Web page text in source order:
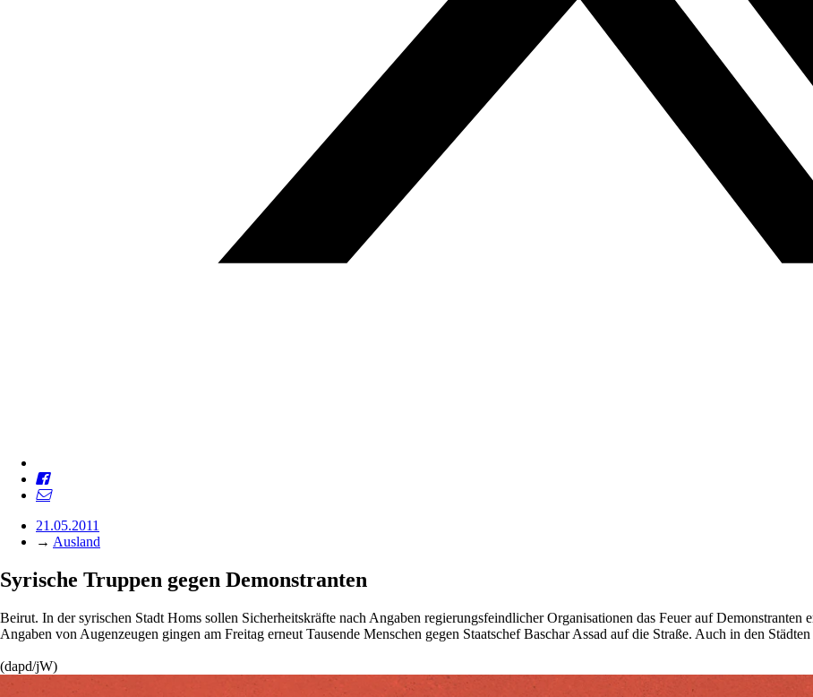
21.05.2011
→ Ausland
Syrische Truppen gegen Demonstranten
Beirut. In der syrischen Stadt Homs sollen Sicherheitskräfte nach Angaben regierungsfeindlicher Organisationen das Feuer auf
Angaben von Augenzeugen gingen am Freitag erneut Tausende Menschen gegen Staatschef Baschar Assad auf die Straße. Auch in den
(dapd/jW)